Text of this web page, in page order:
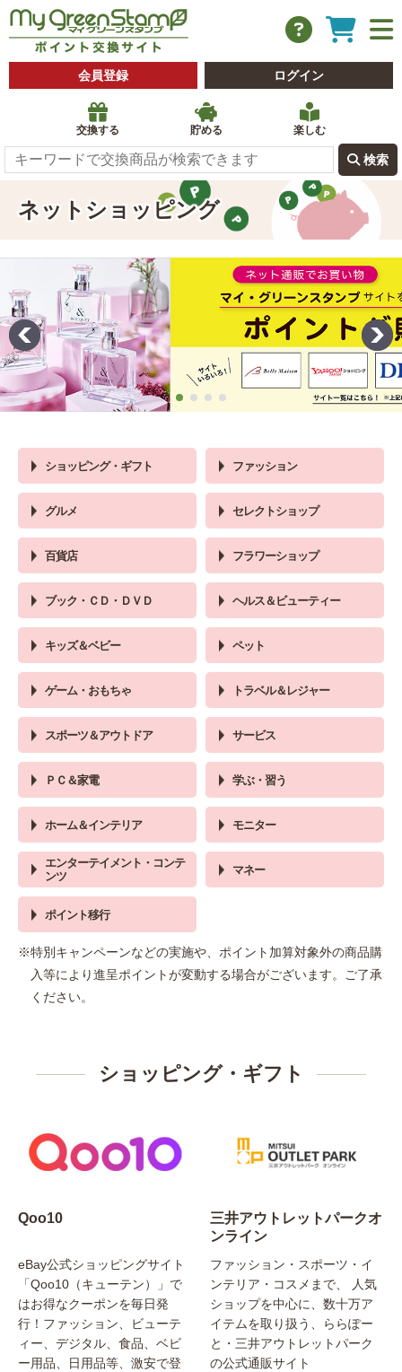
会員登録 ログイン
交換する 貯める 楽しむ
 検索
ネットショッピング
ショッピング・ギフト ファッション
グルメ セレクトショップ
百貨店 フラワーショップ
ブック・ＣＤ・ＤＶＤ ヘルス＆ビューティー
キッズ＆ベビー ペット
ゲーム・おもちゃ トラベル＆レジャー
スポーツ＆アウトドア サービス
ＰＣ＆家電 学ぶ・習う
ホーム＆インテリア モニター
エンターテイメント・コンテ
ンツ
マネー
ポイント移行
※特別キャンペーンなどの実施や、ポイント加算対象外の商品購
入等により進呈ポイントが変動する場合がございます。ご了承
ください。
ショッピング・ギフト
Qoo10
eBay公式ショッピングサイト
「Qoo10（キューテン）」で
はお得なクーポンを毎日発
行！ファッション、ビューテ
ィー、デジタル、食品、ベビ
ー用品、日用品等、激安で登
三井アウトレットパークオ
ンライン
ファッション・スポーツ・イ
ンテリア・コスメまで、 人気
ショップを中心に、数十万ア
イテムを取り扱う、ららぽー
と・三井アウトレットパーク
の公式通販サイト